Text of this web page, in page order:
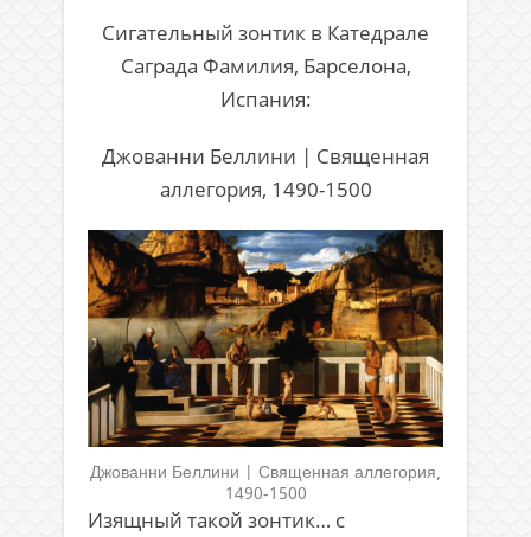
Сигательный зонтик в Катедрале
Саграда Фамилия, Барселона,
Испания:
Джованни Беллини | Священная
аллегория, 1490-1500
Джованни Беллини | Священная аллегория,
1490-1500
Изящный такой зонтик… с